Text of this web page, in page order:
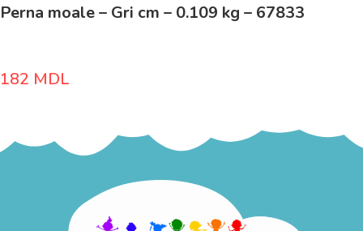
Perna moale – Gri cm – 0.109 kg – 67833
182 MDL